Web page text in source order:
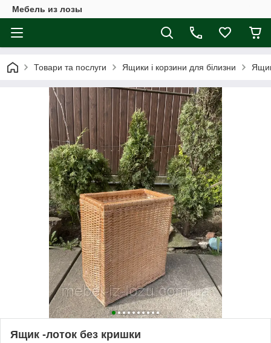
Мебель из лозы
Товари та послуги Ящики і корзини для білизни
Ящик -лоток без кришки